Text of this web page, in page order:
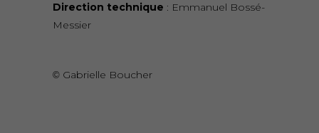
Direction technique : Emmanuel Bossé-
Messier
©️ Gabrielle Boucher